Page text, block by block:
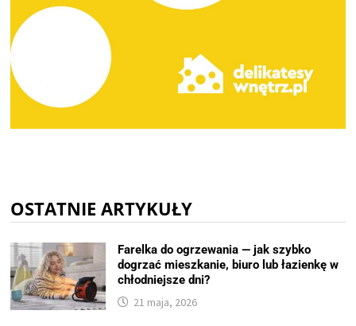
OSTATNIE ARTYKUŁY
Farelka do ogrzewania — jak szybko
dogrzać mieszkanie, biuro lub łazienkę w
chłodniejsze dni?
21 maja, 2026